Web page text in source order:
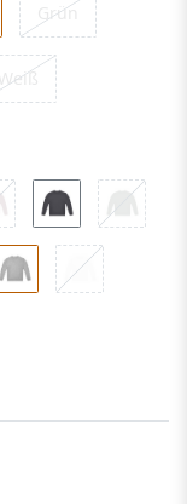
Grün
Weiß